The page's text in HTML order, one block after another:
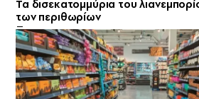
Τα δισεκατομμύρια του
των περιθωρίων